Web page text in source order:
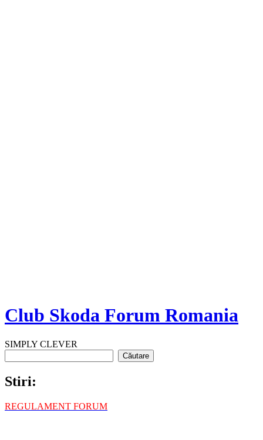
Club Skoda Forum Romania
SIMPLY CLEVER
Stiri:
REGULAMENT FORUM